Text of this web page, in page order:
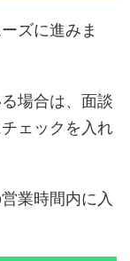
ズに進みま
場合は、面談
ェックを入れ
業時間内に入